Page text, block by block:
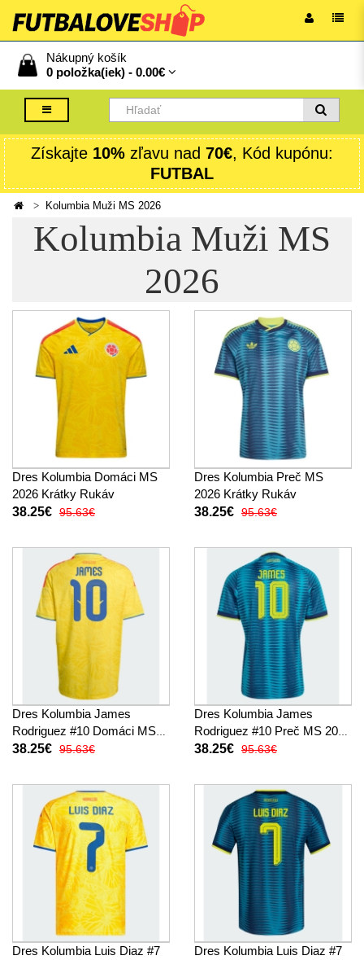
Nákupný košík
0 položka(iek) - 0.00€
Získajte 10% zľavu nad 70€, Kód kupónu:
FUTBAL
Kolumbia Muži MS 2026
Kolumbia Muži MS
2026
Dres Kolumbia Domáci MS
2026 Krátky Rukáv
38.25€ 95.63€
Dres Kolumbia Preč MS
2026 Krátky Rukáv
38.25€ 95.63€
Dres Kolumbia James
Rodriguez #10 Domáci MS
2026 Krátky Rukáv
38.25€ 95.63€
Dres Kolumbia James
Rodriguez #10 Preč MS 2026
Krátky Rukáv
38.25€ 95.63€
Dres Kolumbia Luis Diaz #7
Dres Kolumbia Luis Diaz #7